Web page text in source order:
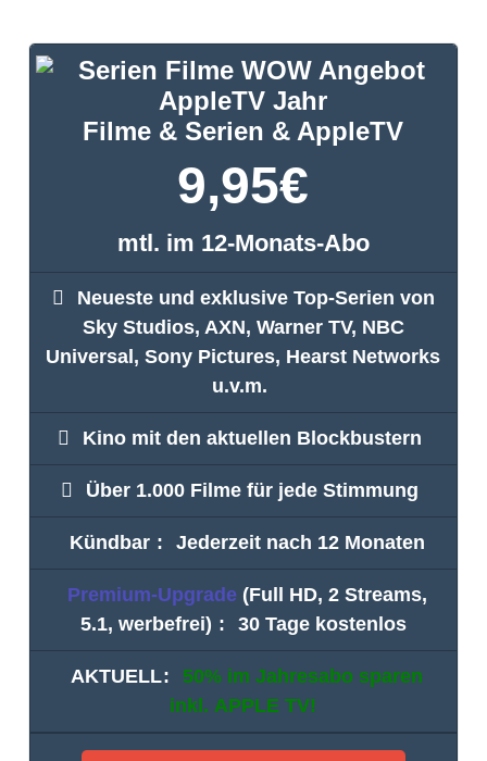
Filme & Serien & AppleTV
9,95€
mtl. im 12-Monats-Abo
Neueste und exklusive Top-Serien von
Sky Studios, AXN, Warner TV, NBC
Universal, Sony Pictures, Hearst Networks
u.v.m.
Kino mit den aktuellen Blockbustern
Über 1.000 Filme für jede Stimmung
Kündbar : Jederzeit nach 12 Monaten
Premium-Upgrade(Full HD, 2 Streams,
5.1, werbefrei) : 30 Tage kostenlos
AKTUELL:
50% im Jahresabo sparen
inkl.APPLE TV!